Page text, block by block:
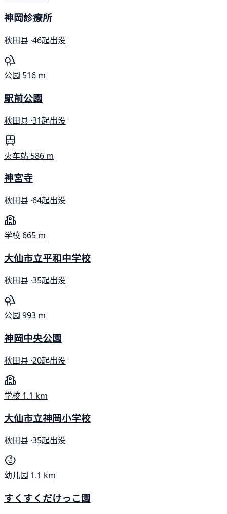
神岡診療所
秋田县 ·46起出没
公园 516 m
駅前公園
秋田县 ·31起出没
火车站 586 m
神宮寺
秋田县 ·64起出没
学校 665 m
大仙市立平和中学校
秋田县 ·35起出没
公园 993 m
神岡中央公園
秋田县 ·20起出没
学校 1.1 km
大仙市立神岡小学校
秋田县 ·35起出没
幼儿园 1.1 km
すくすくだけっこ園